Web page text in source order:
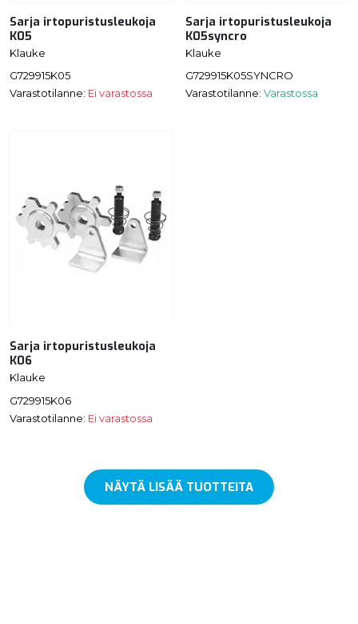
Sarja irtopuristusleukoja
K05
Klauke
G729915K05
Varastotilanne: Ei varastossa
Sarja irtopuristusleukoja
K05syncro
Klauke
G729915K05SYNCRO
Varastotilanne: Varastossa
Sarja irtopuristusleukoja
K06
Klauke
G729915K06
Varastotilanne: Ei varastossa
NÄYTÄ LISÄÄ TUOTTEITA